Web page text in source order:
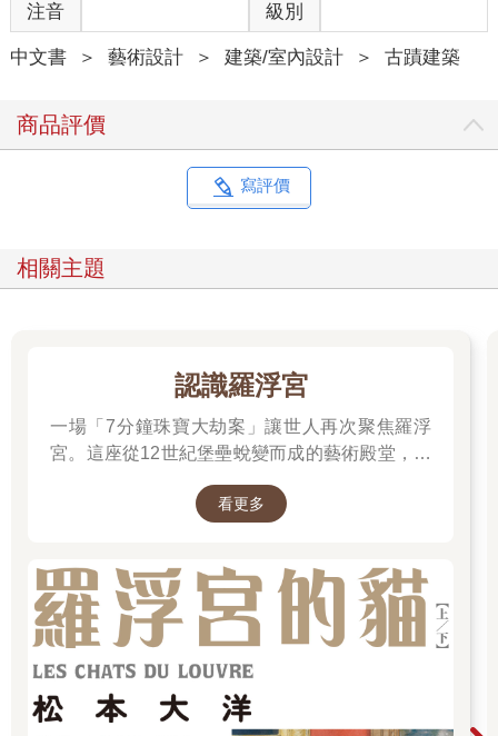
入首都臺北的主要方式。所以不論自日本而來，或是自本島其他
城市來到臺北，大多藉由臺北停車場進入臺北。而臺北為臺灣首
善之都，在總督府積極建設下，使得臺北擁有不同於本島其他城
1901（明治34）年6月落成的臺北停車場，位於臺灣縱貫鐵道及
淡水支線交會點，同時也是臺北城北側地勢最高的位置，其與設
處，稱為小棧房兼用站長事務所。另外廣建站長、職員與眷屬宿
舍，不過初期只完成了五棟。停車場站內左邊設置機關車（車
共占地三百坪。停車場的右邊與機關車庫相對的位置，設置大型
貨物集散處，稱為大棧房，並且於大棧房邊興建倉庫五棟。完工
常宏偉的公共建築之一。而當列車駛入臺北停車場的月臺後，下
車旅客穿過新穎且具備現代化洋風建築的車站建築本體，為進入
臺北的第一個都市空間入口。
原本臺北停車場的地勢稍有傾斜，經整理填平後，也規劃為停車
事尚未完成， 已提前租貸於一般民眾，於停車場前廣場左側，開
設小運輸店以及各種賣貨店。停車場前廣場邊周圍位置一直以
其出張所，設置在顯眼又重要的停車場前廣場旁，對於彰顯會社
的知名度是有極大的幫助。
注音 級別
中文書 ＞ 藝術設計 ＞ 建築/室內設計 ＞ 古蹟建築
商品評價
寫評價
相關主題
認識羅浮宮
一場「7分鐘珠寶大劫案」讓世人再次聚焦羅浮
宮。這座從12世紀堡壘蛻變而成的藝術殿堂，收
一起深入探尋羅浮宮八百年的歷史、珍藏的秘密
看更多